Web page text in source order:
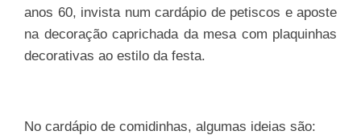
anos 60, invista num cardápio de petiscos e aposte
na decoração caprichada da mesa com plaquinhas
decorativas ao estilo da festa.
No cardápio de comidinhas, algumas ideias são: